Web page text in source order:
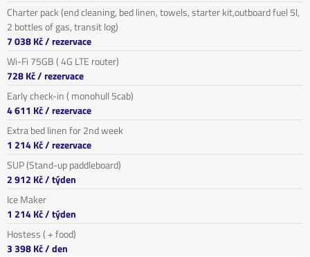
Charter pack (end cleaning, bed linen, towels, starter kit,outboard fuel 5l,
2 bottles of gas, transit log)
7 038 Kč/ rezervace
Wi-Fi 75GB ( 4G LTE router)
728 Kč/ rezervace
Early check-in ( monohull 5cab)
4 611 Kč/ rezervace
Extra bed linen for 2nd week
1 214 Kč/ rezervace
SUP (Stand-up paddleboard)
2 912 Kč/ týden
Ice Maker
1 214 Kč/ týden
Hostess ( + food)
3 398 Kč/ den